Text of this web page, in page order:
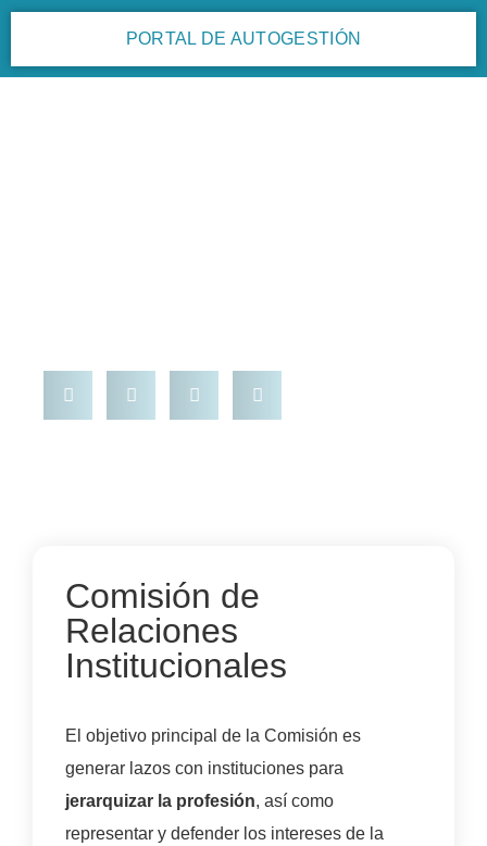
PORTAL DE AUTOGESTIÓN
Comisión de
Relaciones
Institucionales
El objetivo principal de la Comisión es
generar lazos con instituciones para
jerarquizar la profesión, así como
representar y defender los intereses de la